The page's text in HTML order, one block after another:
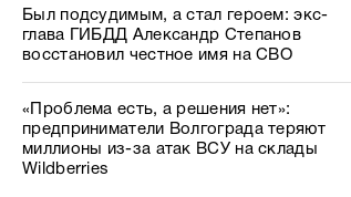
Был подсудимым, а стал героем: экс-
глава ГИБДД Александр Степанов
восстановил честное имя на СВО
«Проблема есть, а решения нет»:
предприниматели Волгограда теряют
миллионы из-за атак ВСУ на склады
Wildberries